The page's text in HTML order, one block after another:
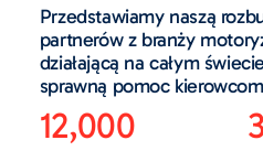
Przedstawiamy naszą
partnerów z branży
działającą na całym
sprawną pomoc
12,000